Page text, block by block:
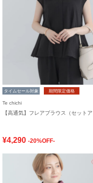
タイムセール対象 期間限定価格
Te chichi
¥4,290 -20%OFF-